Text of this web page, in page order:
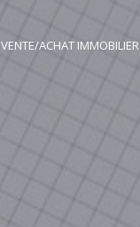
VENTE/ACHAT IMMOBILIER